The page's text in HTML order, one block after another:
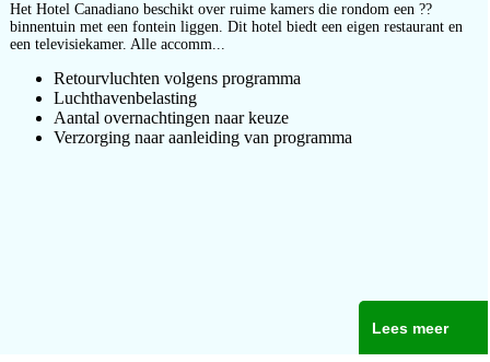
Het Hotel Canadiano beschikt over ruime kamers die rondom een ??
binnentuin met een fontein liggen. Dit hotel biedt een eigen restaurant en
een televisiekamer. Alle accomm...
Retourvluchten volgens programma
Luchthavenbelasting
Aantal overnachtingen naar keuze
Verzorging naar aanleiding van programma
Lees meer